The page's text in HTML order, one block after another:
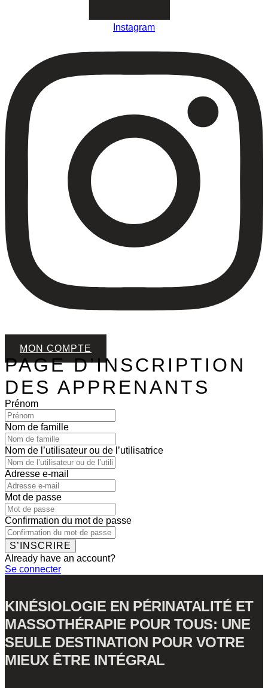
Instagram
MON COMPTE
PAGE D’INSCRIPTION
DES APPRENANTS
Prénom
Nom de famille
Nom de l’utilisateur ou de l’utilisatrice
Adresse e-mail
Mot de passe
Confirmation du mot de passe
S’INSCRIRE
Already have an account?
Se connecter
KINÉSIOLOGIE EN PÉRINATALITÉ ET
MASSOTHÉRAPIE POUR TOUS: UNE
SEULE DESTINATION POUR VOTRE
MIEUX ÊTRE INTÉGRAL